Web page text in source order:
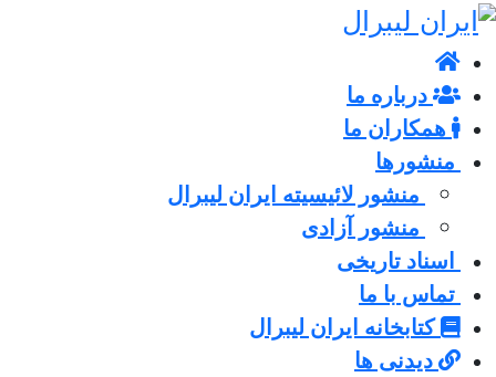
درباره ما
همکاران ما
منشورها
منشور لائیسیته ایران لیبرال
منشور آزادی
اسناد تاریخی
تماس با ما
کتابخانه ایران لیبرال
دیدنی ها